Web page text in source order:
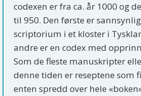
codexen er fra ca. år 1000 og
til 950. Den første er
scriptorium i et kloster i
andre er en codex med
Som de fleste manuskripter
denne tiden er reseptene som
enten spredd over hele